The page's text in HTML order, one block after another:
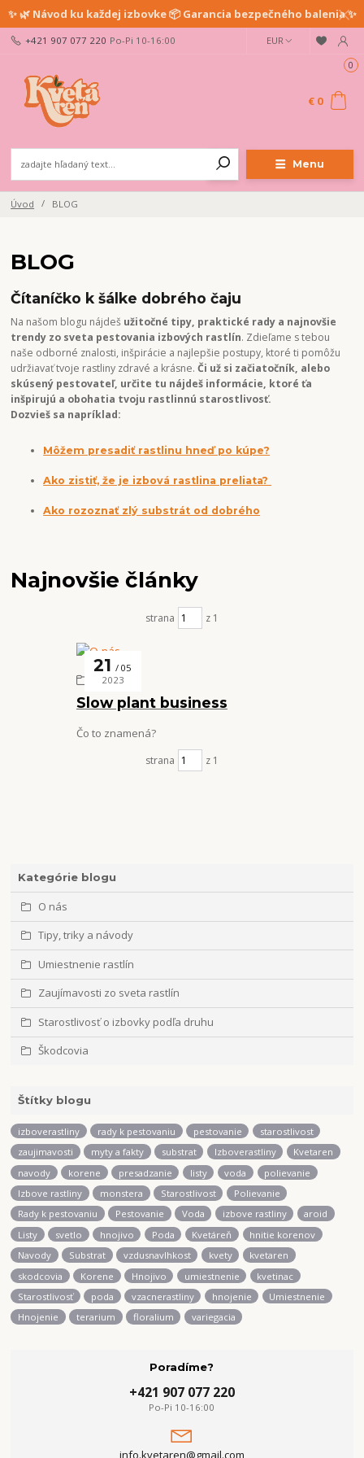
✨ 🌿 Návod ku každej izbovke 📦 Garancia bezpečného balenia ✨
Menu
EUR
+421 907 077 220 Po-Pi 10-16:00
0
€ 0
Úvod BLOG
Kategórie blogu
O nás
Tipy, triky a návody
Umiestnenie rastlín
Zaujímavosti zo sveta rastlín
Starostlivosť o izbovky podľa druhu
Škodcovia
Štítky blogu
izboverastliny rady k pestovaniu pestovanie
starostlivost
zaujimavosti
myty a fakty substrat Izboverastliny
Kvetaren
navody
korene presadzanie listy voda
polievanie
Izbove rastliny
monstera Starostlivost
Polievanie
Rady k pestovaniu
Pestovanie Voda izbove rastliny
aroid
Listy
svetlo hnojivo Poda Kvetáreň
hnitie korenov
Navody
Substrat vzdusnavlhkost kvety
kvetaren
skodcovia
Korene Hnojivo umiestnenie
kvetinac
Starostlivosť
poda vzacnerastliny hnojenie
Umiestnenie
Hnojenie
terarium floralium variegacia
Poradíme?
+421 907 077 220
Po-Pi 10-16:00
info.kvetaren@gmail.com
BLOG
Čítaníčko k šálke dobrého čaju
Na našom blogu nájdeš užitočné tipy, praktické rady a najnovšie
trendy zo sveta pestovania izbových rastlín. Zdieľame s tebou
naše odborné znalosti, inšpirácie a najlepšie postupy, ktoré ti pomôžu
udržiavať tvoje rastliny zdravé a krásne.Či už si začiatočník, alebo
skúsený pestovateľ, určite tu nájdeš informácie, ktoré ťa
inšpirujú a obohatia tvoju rastlinnú starostlivosť.
Dozvieš sa napríklad:
Môžem presadiť rastlinu hneď po kúpe?
Ako zistiť, že je izbová rastlina preliata?
Ako rozoznať zlý substrát od dobrého
Najnovšie články
strana z 1
Slow plant business
21
05
2023
O nás
Čo to znamená?
strana z 1